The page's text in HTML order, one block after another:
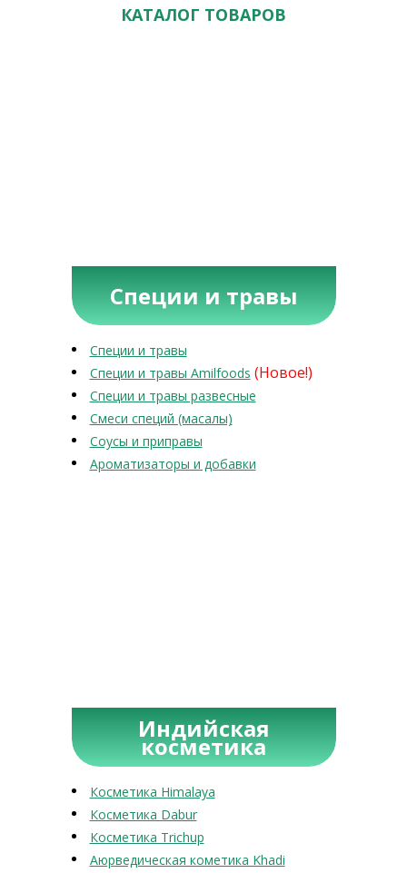
КАТАЛОГ ТОВАРОВ
Специи и травы
Специи и травы
Специи и травы Amilfoods (Новое!)
Специи и травы развесные
Смеси специй (масалы)
Соусы и приправы
Ароматизаторы и добавки
Индийская
косметика
Косметика Himalaya
Косметика Dabur
Косметика Trichup
Аюрведическая кометика Khadi